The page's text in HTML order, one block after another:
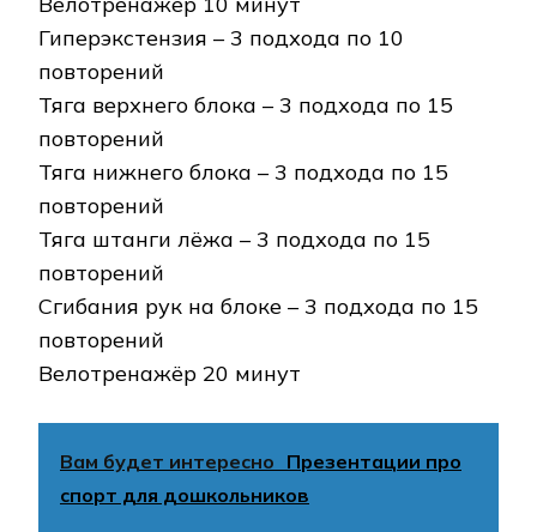
Гиперэкстензия – 3 подхода по 10
повторений
Тяга верхнего блока – 3 подхода по 15
повторений
Тяга нижнего блока – 3 подхода по 15
повторений
Тяга штанги лёжа – 3 подхода по 15
повторений
Сгибания рук на блоке – 3 подхода по 15
повторений
Велотренажёр 20 минут
Вам будет интересно Презентации про
спорт для дошкольников